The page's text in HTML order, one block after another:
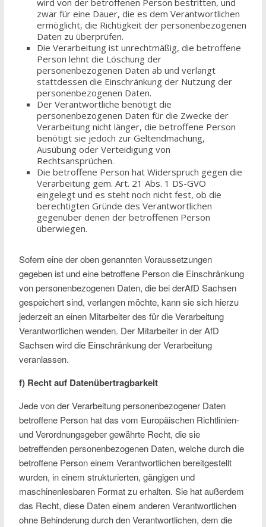
wird von der betroffenen Person bestritten, und
zwar für eine Dauer, die es dem Verantwortlichen
ermöglicht, die Richtigkeit der personenbezogenen
Daten zu überprüfen.
Die Verarbeitung ist unrechtmäßig, die betroffene
Person lehnt die Löschung der
personenbezogenen Daten ab und verlangt
stattdessen die Einschränkung der Nutzung der
personenbezogenen Daten.
Der Verantwortliche benötigt die
personenbezogenen Daten für die Zwecke der
Verarbeitung nicht länger, die betroffene Person
benötigt sie jedoch zur Geltendmachung,
Ausübung oder Verteidigung von
Rechtsansprüchen.
Die betroffene Person hat Widerspruch gegen die
Verarbeitung gem. Art. 21 Abs. 1 DS-GVO
eingelegt und es steht noch nicht fest, ob die
berechtigten Gründe des Verantwortlichen
gegenüber denen der betroffenen Person
überwiegen.
Sofern eine der oben genannten Voraussetzungen
gegeben ist und eine betroffene Person die Einschränkung
von personenbezogenen Daten, die bei derAfD Sachsen
gespeichert sind, verlangen möchte, kann sie sich hierzu
jederzeit an einen Mitarbeiter des für die Verarbeitung
Verantwortlichen wenden. Der Mitarbeiter in der AfD
Sachsen wird die Einschränkung der Verarbeitung
veranlassen.
f) Recht auf Datenübertragbarkeit
Jede von der Verarbeitung personenbezogener Daten
betroffene Person hat das vom Europäischen Richtlinien-
und Verordnungsgeber gewährte Recht, die sie
betreffenden personenbezogenen Daten, welche durch die
betroffene Person einem Verantwortlichen bereitgestellt
wurden, in einem strukturierten, gängigen und
maschinenlesbaren Format zu erhalten. Sie hat außerdem
das Recht, diese Daten einem anderen Verantwortlichen
ohne Behinderung durch den Verantwortlichen, dem die